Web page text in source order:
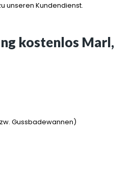
unseren Kundendienst.
kostenlos Marl,
Gussbadewannen)